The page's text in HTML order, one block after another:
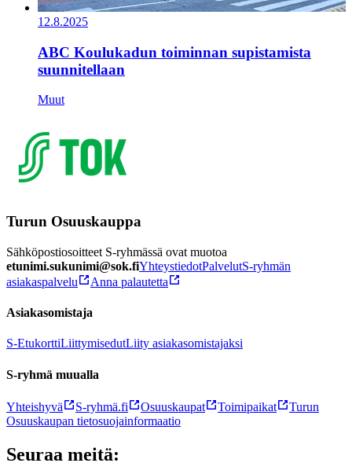
12.8.2025
ABC Koulukadun toiminnan supistamista
suunnitellaan
Muut
Turun Osuuskauppa
Sähköpostiosoitteet S-ryhmässä ovat muotoa
etunimi.sukunimi@sok.fiYhteystiedotPalvelutS-ryhmän
asiakaspalvelu
Anna palautetta
Asiakasomistaja
S-EtukorttiLiittymisedutLiity asiakasomistajaksi
S-ryhmä muualla
Yhteishyvä S-ryhmä.fi Osuuskaupat Toimipaikat
Turun
Osuuskaupan tietosuojainformaatio
Seuraa meitä: